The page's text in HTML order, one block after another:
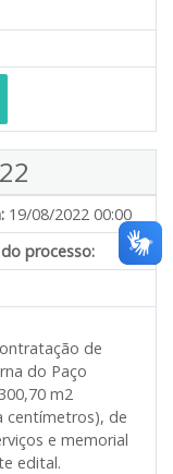
19/08/2022 00:00
processo:
de
do Paço
m2
centímetros), de
e memorial
edital.